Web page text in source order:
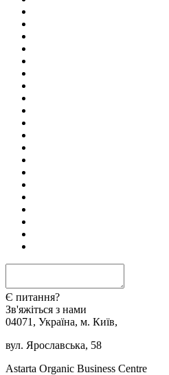
Є питання?
Зв'яжіться з нами
04071, Україна, м. Київ,
вул. Ярославська, 58
Astarta Organic Business Centre